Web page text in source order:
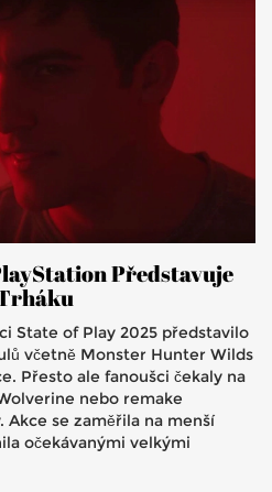
Představuje
State of Play 2025 představilo
včetně Monster Hunter Wilds
Přesto ale fanoušci čekaly na
nebo remake
se zaměřila na menší
očekávanými velkými